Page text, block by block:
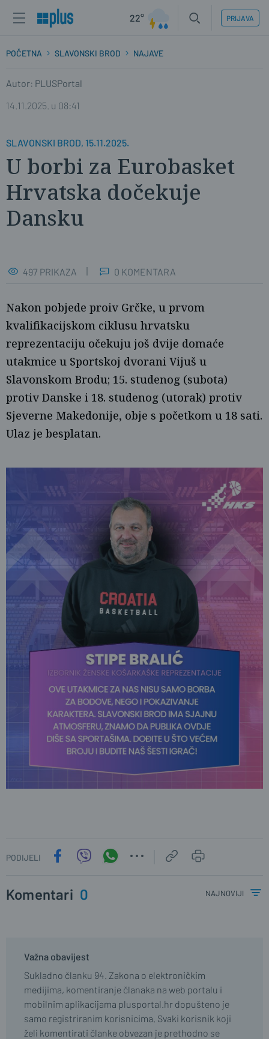
22° PRIJAVA
POČETNA SLAVONSKI BROD NAJAVE
Autor: PLUSPortal
14.11.2025. u 08:41
SLAVONSKI BROD, 15.11.2025.
U borbi za Eurobasket
Hrvatska dočekuje
Dansku
Foto: HKS
497 PRIKAZA 0 KOMENTARA
Nakon pobjede proiv Grčke, u prvom
kvalifikacijskom ciklusu hrvatsku
reprezentaciju očekuju još dvije domaće
utakmice u Sportskoj dvorani Vijuš u
Slavonskom Brodu; 15. studenog (subota)
protiv Danske i 18. studenog (utorak) protiv
Sjeverne Makedonije, obje s početkom u 18 sati.
Ulaz je besplatan.
PODIJELI
Komentari 0 najnoviji
Važna obavijest
Sukladno članku 94. Zakona o elektroničkim
medijima, komentiranje članaka na web portalu i
mobilnim aplikacijama plusportal.hr dopušteno je
samo registriranim korisnicima. Svaki korisnik koji
želi komentirati članke obvezan je prethodno se